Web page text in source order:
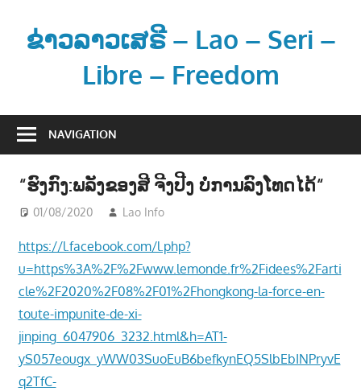
contentຂ່າວລາວເສຣີ – Lao – Seri –
Libre – Freedom
າ
ະ
ມູ
ນ
ຂ່
າ
ວ
ສ
າ
NAVIGATION
“ຮົງກົງ:ພລັງຂອງສີ ຈີງປີງ ບໍ່ການລົງໂທດໄດ້“
01/08/2020 Lao Info
https://l.facebook.com/l.php?
u=https%3A%2F%2Fwww.lemonde.fr%2Fidees%2Farti
cle%2F2020%2F08%2F01%2Fhongkong-la-force-en-
toute-impunite-de-xi-
jinping_6047906_3232.html&h=AT1-
yS057eougx_yWW03SuoEuB6befkynEQ5SlbEbINPryvE
q2TfC-